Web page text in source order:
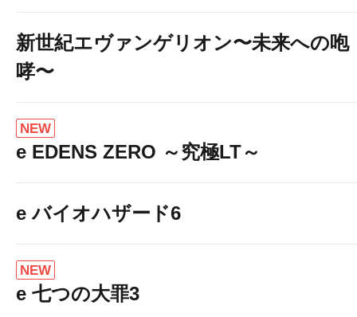
新世紀エヴァンゲリオン〜未来への咆
哮〜
NEW
e EDENS ZERO ～究極LT～
e バイオハザード6
NEW
e 七つの大罪3